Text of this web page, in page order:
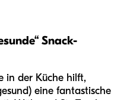
Snack-
in der Küche hilft,
eine fantastische